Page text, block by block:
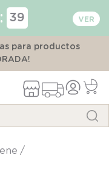
: 39
para productos